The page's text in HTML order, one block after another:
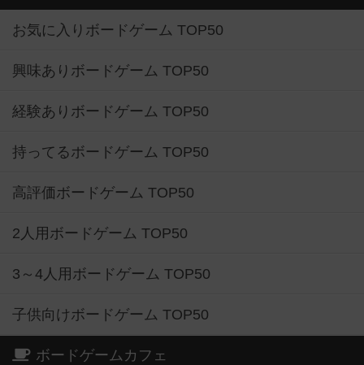
お気に入りボードゲーム TOP50
興味ありボードゲーム TOP50
経験ありボードゲーム TOP50
持ってるボードゲーム TOP50
高評価ボードゲーム TOP50
2人用ボードゲーム TOP50
3～4人用ボードゲーム TOP50
子供向けボードゲーム TOP50
ボードゲームカフェ